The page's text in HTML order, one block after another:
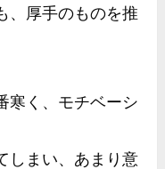
、厚手のものを推
寒く、モチベーシ
しまい、あまり意